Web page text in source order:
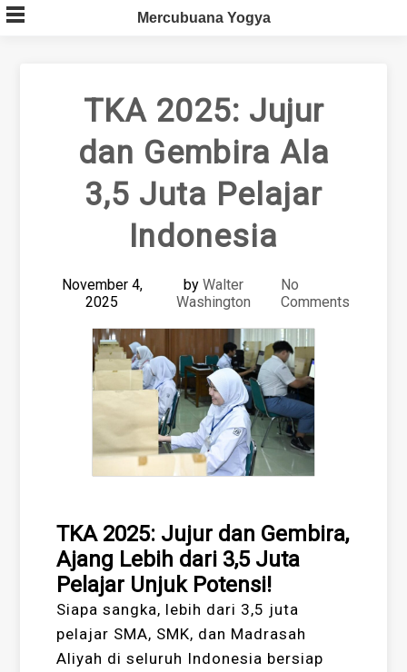
Skip
to
Mercubuana Yogya
TKA 2025: Jujur
dan Gembira Ala
3,5 Juta Pelajar
Indonesia
November 4,
2025
byWalter
Washington
No
Comments
TKA 2025: Jujur dan Gembira,
Ajang Lebih dari 3,5 Juta
Pelajar Unjuk Potensi!
Siapa sangka, lebih dari 3,5 juta
pelajar SMA, SMK, dan Madrasah
Aliyah di seluruh Indonesia bersiap